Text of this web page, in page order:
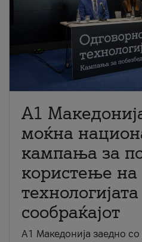
A1
моќна
кампања за
користење на
сообраќајот
A1 Македонија заедно